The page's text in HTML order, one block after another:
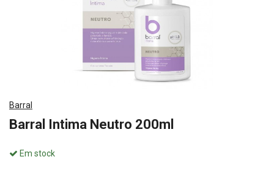
Barral
Barral Intima Neutro 200ml
Em stock